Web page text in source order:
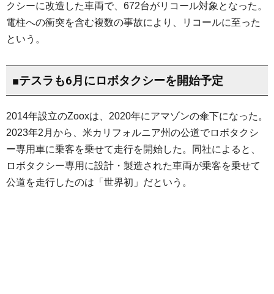
クシーに改造した車両で、672台がリコール対象となった。
電柱への衝突を含む複数の事故により、リコールに至った
という。
■テスラも6月にロボタクシーを開始予定
2014年設立のZooxは、2020年にアマゾンの傘下になった。
2023年2月から、米カリフォルニア州の公道でロボタクシ
ー専用車に乗客を乗せて走行を開始した。同社によると、
ロボタクシー専用に設計・製造された車両が乗客を乗せて
公道を走行したのは「世界初」だという。